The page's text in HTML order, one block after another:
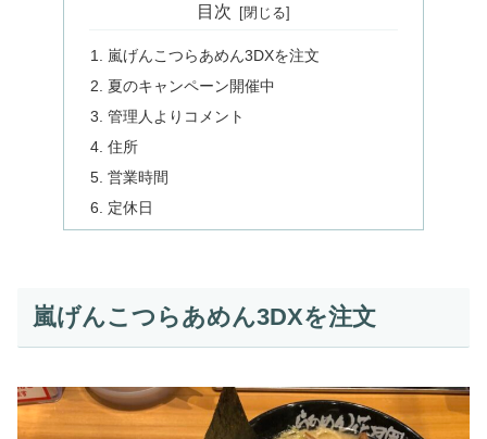
目次
嵐げんこつらあめん3DXを注文
夏のキャンペーン開催中
管理人よりコメント
住所
営業時間
定休日
嵐げんこつらあめん3DXを注文